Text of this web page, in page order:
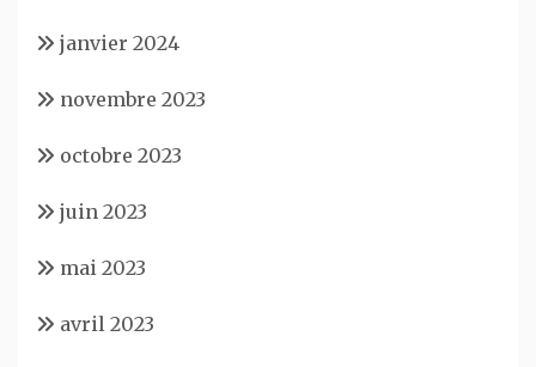
janvier 2024
novembre 2023
octobre 2023
juin 2023
mai 2023
avril 2023